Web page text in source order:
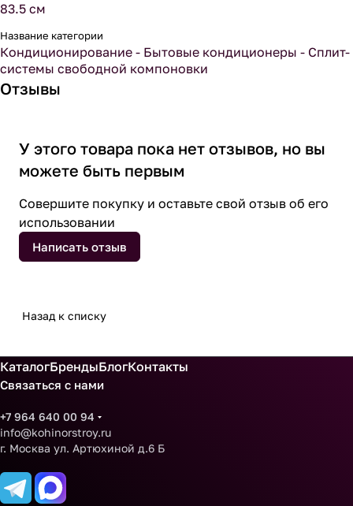
83.5 см
Название категории
Кондиционирование - Бытовые кондиционеры - Сплит-
системы свободной компоновки
Отзывы
У этого товара пока нет отзывов, но вы
можете быть первым
Совершите покупку и оставьте свой отзыв об его
использовании
Написать отзыв
Назад к списку
КаталогБрендыБлогКонтакты
Связаться с нами
+7 964 640 00 94
info@kohinorstroy.ru
г. Москва ул. Артюхиной д.6 Б